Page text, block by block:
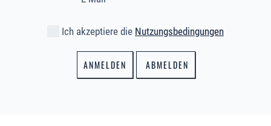
Ich akzeptiere die Nutzungsbedingungen